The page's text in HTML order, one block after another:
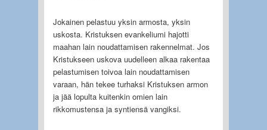
Jokainen pelastuu yksin armosta, yksin
uskosta. Kristuksen evankeliumi hajotti
maahan lain noudattamisen rakennelmat. Jos
Kristukseen uskova uudelleen alkaa rakentaa
pelastumisen toivoa lain noudattamisen
varaan, hän tekee turhaksi Kristuksen armon
ja jää lopulta kuitenkin omien lain
rikkomustensa ja syntiensä vangiksi.